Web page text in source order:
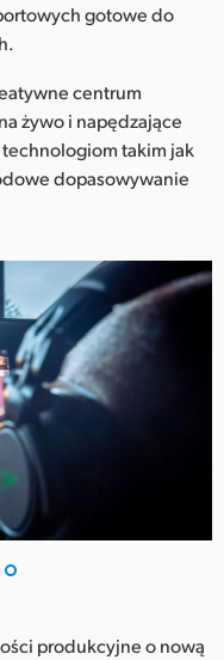
gotowe do
centrum
żywo i napędzające
takim jak
dopasowywanie
produkcyjne o nową